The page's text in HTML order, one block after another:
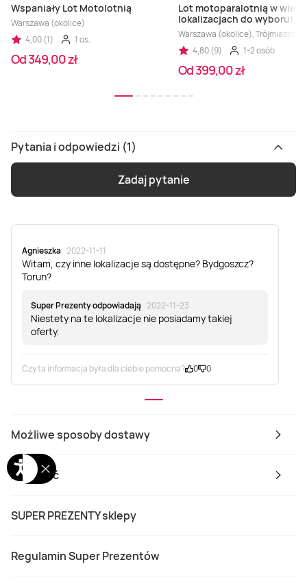
Możliwe sposoby dostawy
Płatność
SUPER PREZENTY sklepy
Regulamin Super Prezentów
Wspaniały Lot Motolotnią
Warszawa (okolice)
4,00 (1)
1 os.
Od 349,00 zł
Lot motoparalotnią w wielu
lokalizacjach do wyboru!
Warszawa (okolice), Trójmiasto
4,80 (9)
1-2 osób
Od 399,00 zł
Pytania i odpowiedzi (1)
Zadaj pytanie
Agnieszka · 2022-11-11
Witam, czy inne lokalizacje są dostępne? Bydgoszcz?
Torun?
Super Prezenty odpowiadają · 2022-11-23
Niestety na te lokalizacje nie posiadamy takiej
oferty.
Czy ta informacja była dla ciebie pomocna? 0 0